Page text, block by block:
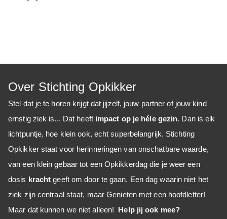
Over Stichting Opkikker
Stel dat je te horen krijgt dat jijzelf, jouw partner of jouw kind
ernstig ziek is... Dat heeft impact op je héle gezin. Dan is elk
lichtpuntje, hoe klein ook, echt superbelangrijk. Stichting
Opkikker staat voor herinneringen van onschatbare waarde,
van een klein gebaar tot een Opkikkerdag die je weer een
dosis krachtgeeft om door te gaan. Een dag waarin niet het
ziek zijn centraal staat, maar Genieten met een hoofdletter!
Maar dat kunnen we niet alleen! Help jij ook mee?